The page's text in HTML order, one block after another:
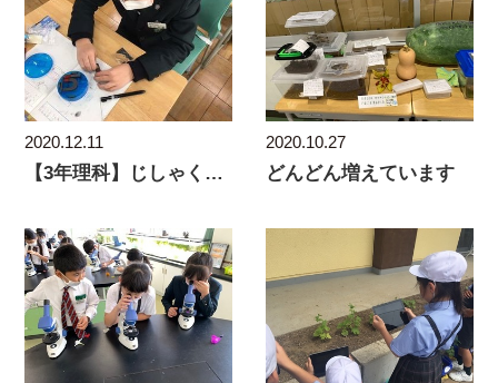
2020.12.11
【3年理科】じしゃくのふしぎ
2020.10.27
どんどん増えています